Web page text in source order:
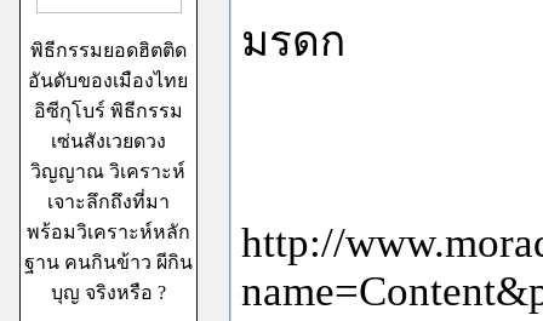
พิธีกรรมยอดฮิตติด
อันดับของเมืองไทย
อิซีกุโบร์ พิธีกรรม
เซ่นสังเวยดวง
วิญญาณ วิเคราะห์
เจาะลึกถึงที่มา
พร้อมวิเคราะห์หลัก
ฐาน คนกินข้าว ผีกิน
บุญ จริงหรือ ?
มรดก
http://